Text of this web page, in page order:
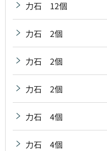
力石 12個
力石 2個
力石 2個
力石 2個
力石 4個
力石 4個